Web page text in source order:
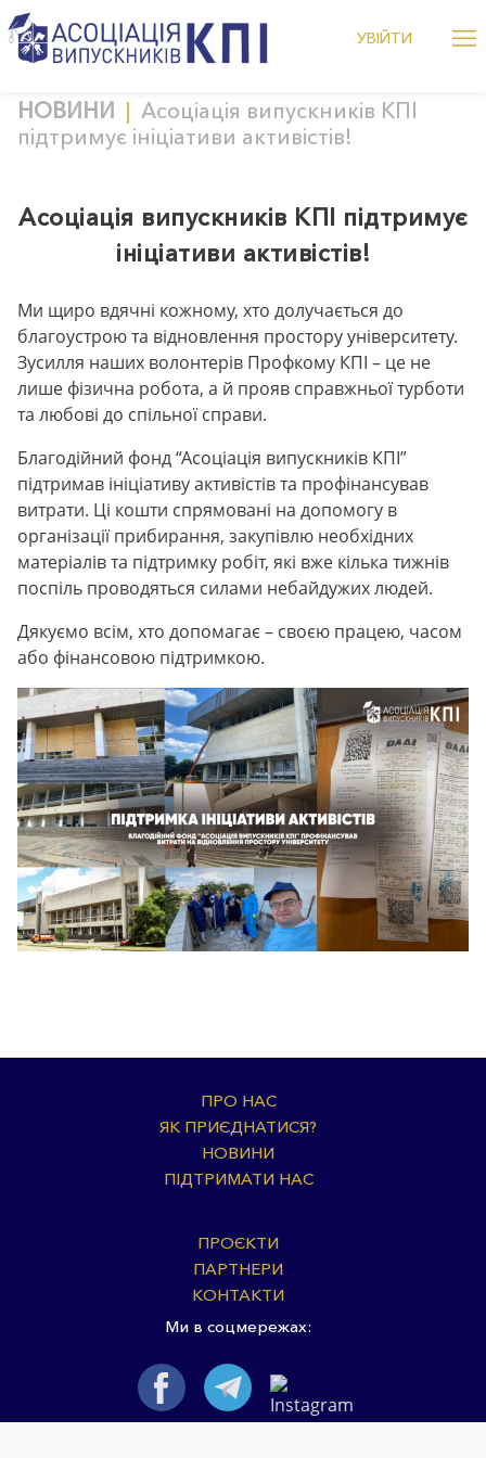
Skip
content
alumniKPI
УВІЙТИ
НОВИНИ
Асоціація випускників КПІ
підтримує ініціативи активістів!
Асоціація випускників КПІ підтримує
ініціативи активістів!
Ми щиро вдячні кожному, хто долучається до
благоустрою та відновлення простору університету.
Зусилля наших волонтерів Профкому КПІ – це не
лише фізична робота, а й прояв справжньої турботи
та любові до спільної справи.
Благодійний фонд “Асоціація випускників КПІ”
підтримав ініціативу активістів та профінансував
витрати. Ці кошти спрямовані на допомогу в
організації прибирання, закупівлю необхідних
матеріалів та підтримку робіт, які вже кілька тижнів
поспіль проводяться силами небайдужих людей.
Дякуємо всім, хто допомагає – своєю працею, часом
або фінансовою підтримкою.
ПРО НАС
ЯК ПРИЄДНАТИСЯ?
НОВИНИ
ПІДТРИМАТИ НАС
ПРОЄКТИ
ПАРТНЕРИ
КОНТАКТИ
Ми в соцмережах: